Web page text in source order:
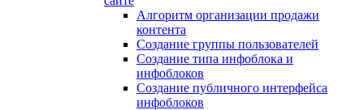
Алгоритм организации продажи
контента
Создание группы пользователей
Создание типа инфоблока и
инфоблоков
Создание публичного интерфейса
инфоблоков